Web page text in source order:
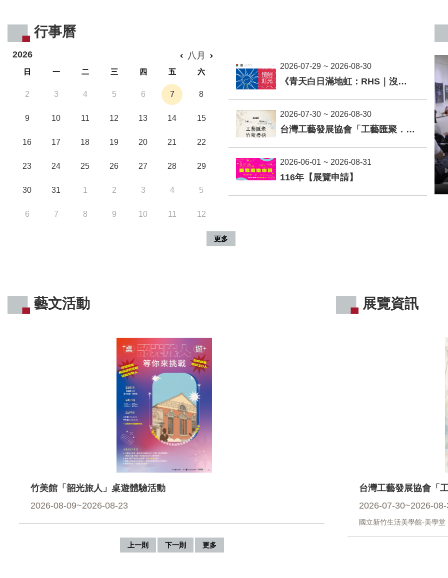
行事曆
八月
2026
日 一 二 三 四 五 六
2 3 4 5 6 7 8
9 10 11 12 13 14 15
16 17 18 19 20 21 22
23 24 25 26 27 28 29
30 31 1 2 3 4 5
6 7 8 9 10 11 12
2026-07-29 ~ 2026-08-30
《青天白日滿地虹：RHS｜沒有敵人的幾何》陳怡君創作個展
2026-07-30 ~ 2026-08-30
台灣工藝發展協會「工藝匯聚．竹塹漫活」展覽
2026-06-01 ~ 2026-08-31
116年【展覽申請】
更多
藝文活動
竹美館「韶光旅人」桌遊體驗活動
2026-08-09~2026-08-23
上一則 下一則 更多
展覽資訊
台灣工藝發展協會「
2026-07-30~2026-
國立新竹生活美學館-美學堂